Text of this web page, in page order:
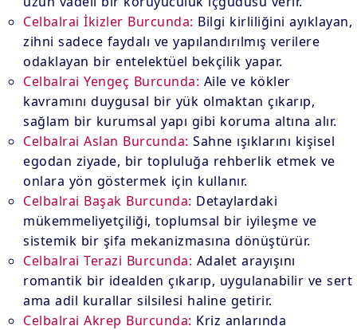
Celbalrai İkizler Burcunda: Bilgi kirliliğini ayıklayan,
zihni sadece faydalı ve yapılandırılmış verilere
odaklayan bir entelektüel bekçilik yapar.
Celbalrai Yengeç Burcunda: Aile ve kökler
kavramını duygusal bir yük olmaktan çıkarıp,
sağlam bir kurumsal yapı gibi koruma altına alır.
Celbalrai Aslan Burcunda: Sahne ışıklarını kişisel
egodan ziyade, bir topluluğa rehberlik etmek ve
onlara yön göstermek için kullanır.
Celbalrai Başak Burcunda: Detaylardaki
mükemmeliyetçiliği, toplumsal bir iyileşme ve
sistemik bir şifa mekanizmasına dönüştürür.
Celbalrai Terazi Burcunda: Adalet arayışını
romantik bir idealden çıkarıp, uygulanabilir ve sert
ama adil kurallar silsilesi haline getirir.
Celbalrai Akrep Burcunda: Kriz anlarında